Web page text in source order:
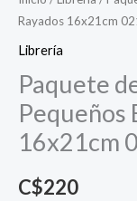
Rayados 16x21cm
Librería
Paquete
Pequeños
16x21cm
C$220